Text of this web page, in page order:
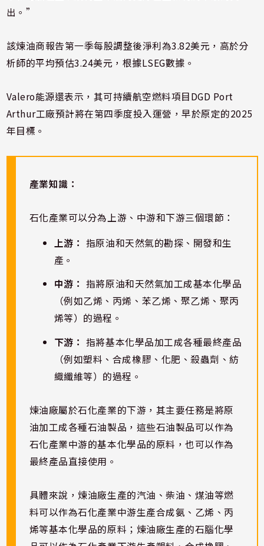
出。”
該煉油商報告第一季每股調整後淨利為3.82美元，高於分
析師的平均預估3.24美元，根據LSEG數據。
Valero能源還表示，其可持續航空燃料項目DGD Port
Arthur工廠預計將在第四季度投入運營，早於原定的2025
年目標。
產業知識：
石化產業可以分為上游、中游和下游三個環節：
上游： 指原油和天然氣的勘探、開發和生
產。
中游： 指將原油和天然氣加工成基本化學品
（例如乙烯、丙烯、苯乙烯、聚乙烯、聚丙
烯等）的過程。
下游： 指將基本化學品加工成各種最終產品
（例如塑料、合成橡膠、化肥、殺蟲劑、紡
織纖維等）的過程。
煉油廠屬於石化產業的下游，其主要任務是將原
油加工成各種石油製品，這些石油製品可以作為
石化產業中游的基本化學品的原料，也可以作為
最終產品直接使用。
具體來說，煉油廠生產的汽油、柴油、煤油等燃
料可以作為石化產業中游生產合成氨、乙烯、丙
烯等基本化學品的原料；煉油廠生產的石腦化學